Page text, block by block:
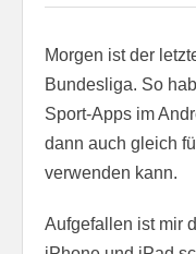
Morgen ist der
Bundesliga. So
Sport-Apps im
dann auch gleich
verwenden kann.
Aufgefallen ist mir